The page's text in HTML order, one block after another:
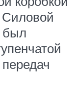
Силовой
был